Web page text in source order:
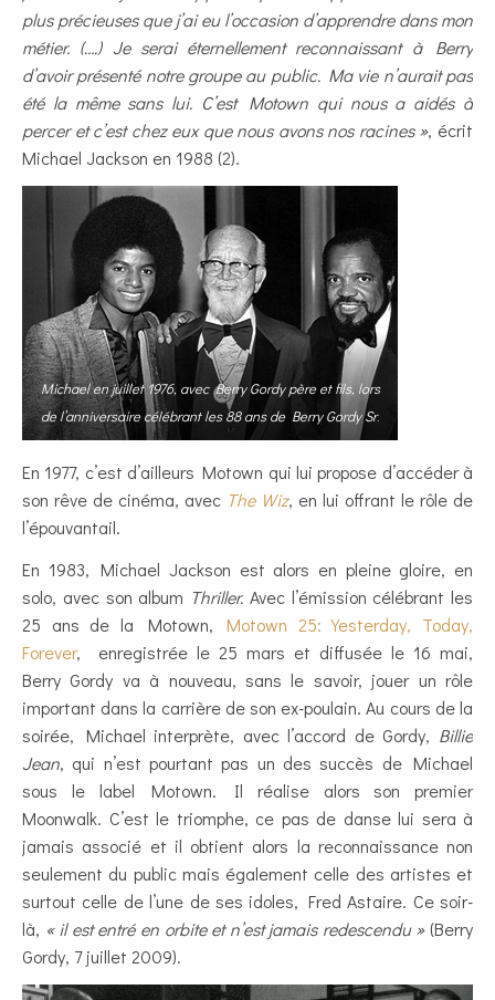
plus précieuses que j’ai eu l’occasion d’apprendre dans mon
métier. (….) Je serai éternellement reconnaissant à Berry
d’avoir présenté notre groupe au public. Ma vie n’aurait pas
été la même sans lui. C’est Motown qui nous a aidés à
percer et c’est chez eux que nous avons nos racines », écrit
Michael Jackson en 1988 (2).
Michael en juillet 1976, avec Berry Gordy père et fils, lors
de l’anniversaire célébrant les 88 ans de Berry Gordy Sr.
En 1977, c’est d’ailleurs Motown qui lui propose d’accéder à
son rêve de cinéma, avec The Wiz, en lui offrant le rôle de
l’épouvantail.
En 1983, Michael Jackson est alors en pleine gloire, en
solo, avec son album Thriller.Avec l’émission célébrant les
25 ans de la Motown,Motown 25: Yesterday, Today,
Forever, enregistrée le 25 mars et diffusée le 16 mai,
Berry Gordy va à nouveau, sans le savoir, jouer un rôle
important dans la carrière de son ex-poulain. Au cours de la
soirée, Michael interprète, avec l’accord de Gordy, Billie
Jean, qui n’est pourtant pas un des succès de Michael
sous le label Motown. Il réalise alors son premier
Moonwalk. C’est le triomphe, ce pas de danse lui sera à
jamais associé et il obtient alors la reconnaissance non
seulement du public mais également celle des artistes et
surtout celle de l’une de ses idoles, Fred Astaire. Ce soir-
là, « il est entré en orbite et n’est jamais redescendu »(Berry
Gordy, 7 juillet 2009).